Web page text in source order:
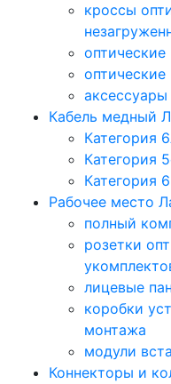
кроссы
оптические
Кабель медный
Категория
Категория
Категория 6
Рабочее место
полный
розетки
лицевые
коробки
монтажа
модули
Коннекторы и